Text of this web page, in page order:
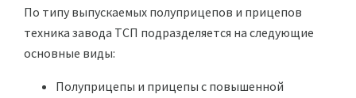
По типу выпускаемых полуприцепов и прицепов
техника завода ТСП подразделяется на следующие
основные виды:
Полуприцепы и прицепы с повышенной